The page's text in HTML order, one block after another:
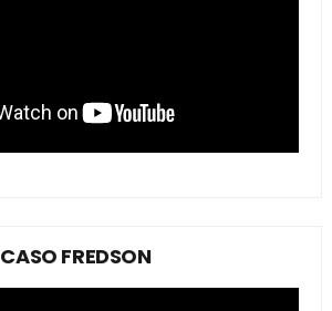
CASO FREDSON